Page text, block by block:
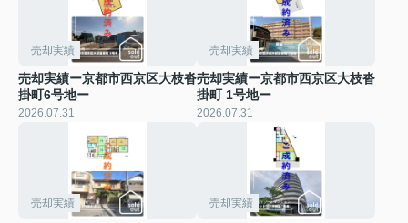
売却実績
売却実績ー京都市西京区大枝沓
掛町6号地ー
2026.07.31
売却実績
売却実績ー京都市西京区大枝沓
掛町 1号地ー
2026.07.31
売却実績 売却実績